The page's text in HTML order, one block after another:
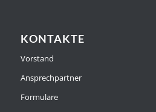
KONTAKTE
Vorstand
Ansprechpartner
Formulare